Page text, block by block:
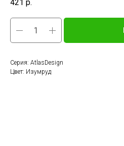
421 р.
Серия: AtlasDesign
Цвет: Изумруд